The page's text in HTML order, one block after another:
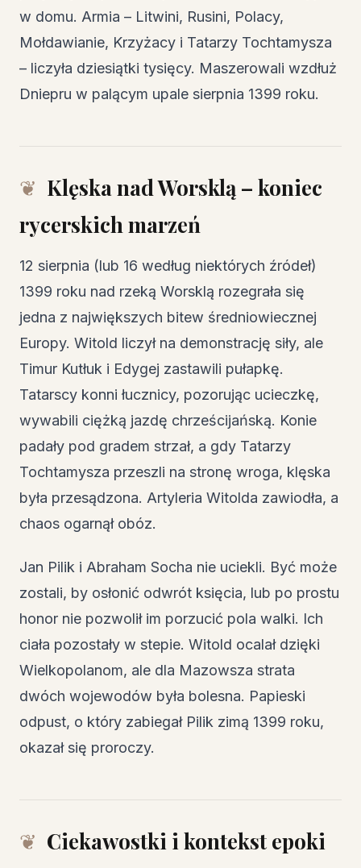
w domu. Armia – Litwini, Rusini, Polacy,
Mołdawianie, Krzyżacy i Tatarzy Tochtamysza
– liczyła dziesiątki tysięcy. Maszerowali wzdłuż
Dniepru w palącym upale sierpnia 1399 roku.
Klęska nad Worsklą – koniec
rycerskich marzeń
12 sierpnia (lub 16 według niektórych źródeł)
1399 roku nad rzeką Worsklą rozegrała się
jedna z największych bitew średniowiecznej
Europy. Witold liczył na demonstrację siły, ale
Timur Kutłuk i Edygej zastawili pułapkę.
Tatarscy konni łucznicy, pozorując ucieczkę,
wywabili ciężką jazdę chrześcijańską. Konie
padały pod gradem strzał, a gdy Tatarzy
Tochtamysza przeszli na stronę wroga, klęska
była przesądzona. Artyleria Witolda zawiodła, a
chaos ogarnął obóz.
Jan Pilik i Abraham Socha nie uciekli. Być może
zostali, by osłonić odwrót księcia, lub po prostu
honor nie pozwolił im porzucić pola walki. Ich
ciała pozostały w stepie. Witold ocalał dzięki
Wielkopolanom, ale dla Mazowsza strata
dwóch wojewodów była bolesna. Papieski
odpust, o który zabiegał Pilik zimą 1399 roku,
okazał się proroczy.
Ciekawostki i kontekst epoki